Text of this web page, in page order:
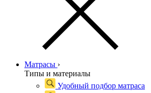
Матрасы ›
Типы и материалы
Удобный подбор матраса